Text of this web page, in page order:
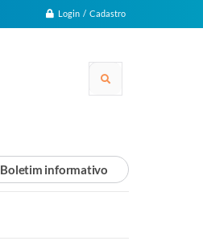
Login / Cadastro
Boletim informativo